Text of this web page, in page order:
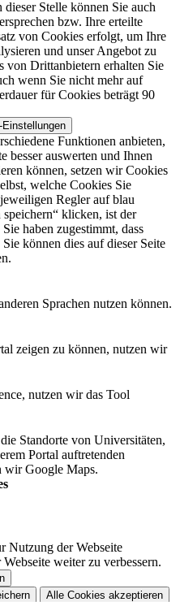
Stelle können Sie auch
bzw. Ihre erteilte
von Cookies erfolgt, um Ihre
und unser Angebot zu
von Drittanbietern erhalten Sie
wenn Sie nicht mehr auf
für Cookies beträgt 90
Einstellungen
Funktionen anbieten,
besser auswerten und Ihnen
können, setzen wir Cookies
welche Cookies Sie
Regler auf blau
klicken, ist der
haben zugestimmt, dass
können dies auf dieser Seite
Sprachen nutzen können.
zeigen zu können, nutzen wir
nutzen wir das Tool
Standorte von Universitäten,
Portal auftretenden
wir Google Maps.
Nutzung der Webseite
weiter zu verbessern.
Alle Cookies akzeptieren